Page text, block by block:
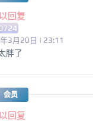
回复
3月20日 | 23:11
胖了
会员
回复